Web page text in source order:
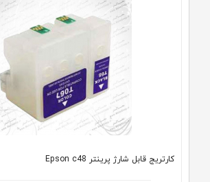
کارتریج قابل شارژ پرینتر Epson c48